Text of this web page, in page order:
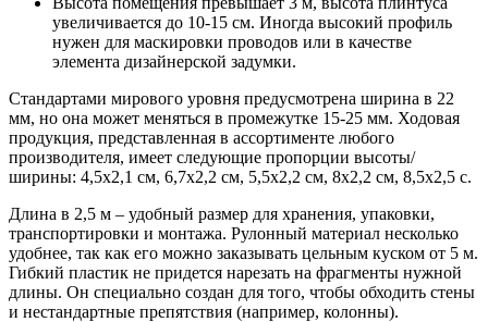
увеличивается до 10-15 см. Иногда высокий профиль
нужен для маскировки проводов или в качестве
элемента дизайнерской задумки.
Стандартами мирового уровня предусмотрена ширина в 22
мм, но она может меняться в промежутке 15-25 мм. Ходовая
продукция, представленная в ассортименте любого
производителя, имеет следующие пропорции высоты/
ширины: 4,5х2,1 см, 6,7х2,2 см, 5,5х2,2 см, 8х2,2 см, 8,5х2,5 с.
Длина в 2,5 м – удобный размер для хранения, упаковки,
транспортировки и монтажа. Рулонный материал несколько
удобнее, так как его можно заказывать цельным куском от 5 м.
Гибкий пластик не придется нарезать на фрагменты нужной
длины. Он специально создан для того, чтобы обходить стены
и нестандартные препятствия (например, колонны).